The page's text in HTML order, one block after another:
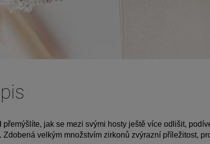
přemýšlíte, jak se mezi svými hosty ještě více odlišit,
Zdobená velkým množstvím zirkonů zvýrazní příležitost,